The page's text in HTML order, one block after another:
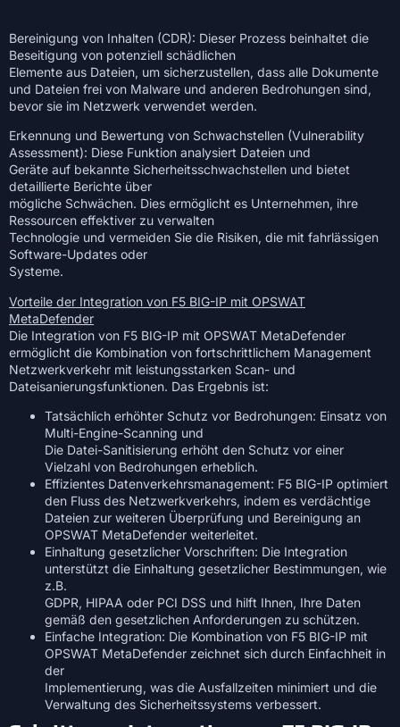
Bereinigung von Inhalten (CDR): Dieser Prozess beinhaltet die
Beseitigung von potenziell schädlichen
Elemente aus Dateien, um sicherzustellen, dass alle Dokumente
und Dateien frei von Malware und anderen Bedrohungen sind,
bevor sie im Netzwerk verwendet werden.
Erkennung und Bewertung von Schwachstellen (Vulnerability
Assessment): Diese Funktion analysiert Dateien und
Geräte auf bekannte Sicherheitsschwachstellen und bietet
detaillierte Berichte über
mögliche Schwächen. Dies ermöglicht es Unternehmen, ihre
Ressourcen effektiver zu verwalten
Technologie und vermeiden Sie die Risiken, die mit fahrlässigen
Software-Updates oder
Systeme.
Vorteile der Integration von F5 BIG-IP mit OPSWAT
MetaDefender
Die Integration von F5 BIG-IP mit OPSWAT MetaDefender
ermöglicht die Kombination von fortschrittlichem Management
Netzwerkverkehr mit leistungsstarken Scan- und
Dateisanierungsfunktionen. Das Ergebnis ist:
Tatsächlich erhöhter Schutz vor Bedrohungen: Einsatz von
Multi-Engine-Scanning und
Die Datei-Sanitisierung erhöht den Schutz vor einer
Vielzahl von Bedrohungen erheblich.
Effizientes Datenverkehrsmanagement: F5 BIG-IP optimiert
den Fluss des Netzwerkverkehrs, indem es verdächtige
Dateien zur weiteren Überprüfung und Bereinigung an
OPSWAT MetaDefender weiterleitet.
Einhaltung gesetzlicher Vorschriften: Die Integration
unterstützt die Einhaltung gesetzlicher Bestimmungen, wie
z.B.
GDPR, HIPAA oder PCI DSS und hilft Ihnen, Ihre Daten
gemäß den gesetzlichen Anforderungen zu schützen.
Einfache Integration: Die Kombination von F5 BIG-IP mit
OPSWAT MetaDefender zeichnet sich durch Einfachheit in
der
Implementierung, was die Ausfallzeiten minimiert und die
Verwaltung des Sicherheitssystems verbessert.